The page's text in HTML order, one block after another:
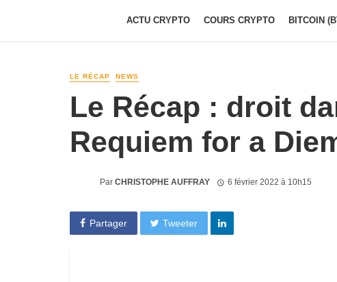
ACTU CRYPTO COURS CRYPTO BITCOIN
LE RÉCAP NEWS
Le Récap : droit
Requiem for a
Par CHRISTOPHE AUFFRAY 6 février 2022 à 10h15
Partager Tweeter